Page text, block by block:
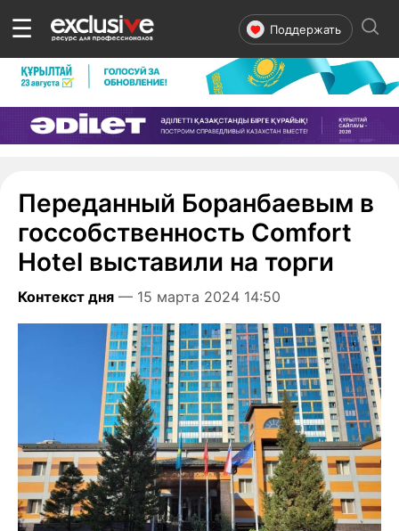
☰ Поддержать
Переданный Боранбаевым в
госсобственность Comfort
Hotel выставили на торги
Контекст дня — 15 марта 2024 14:50